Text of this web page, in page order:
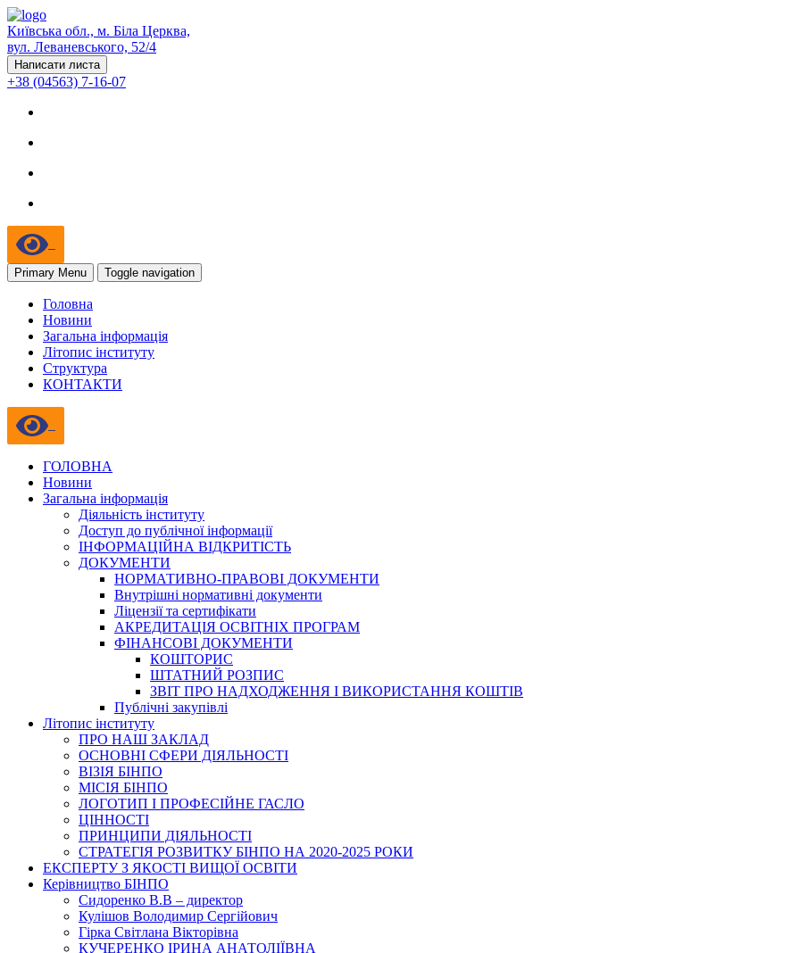
Київська обл., м. Біла Церква,
вул. Леваневського, 52/4
Написати листа
+38 (04563) 7-16-07
Primary Menu Toggle navigation
Головна
Новини
Загальна інформація
Літопис інституту
Структура
КОНТАКТИ
ГОЛОВНА
Новини
Загальна інформація
Діяльність інституту
Доступ до публічної інформації
ІНФОРМАЦІЙНА ВІДКРИТІСТЬ
ДОКУМЕНТИ
НОРМАТИВНО-ПРАВОВІ ДОКУМЕНТИ
Внутрішні нормативні документи
Ліцензії та сертифікати
АКРЕДИТАЦІЯ ОСВІТНІХ ПРОГРАМ
ФІНАНСОВІ ДОКУМЕНТИ
КОШТОРИС
ШТАТНИЙ РОЗПИС
ЗВІТ ПРО НАДХОДЖЕННЯ І ВИКОРИСТАННЯ КОШТІВ
Публічні закупівлі
Літопис інституту
ПРО НАШ ЗАКЛАД
ОСНОВНІ СФЕРИ ДІЯЛЬНОСТІ
ВІЗІЯ БІНПО
МІСІЯ БІНПО
ЛОГОТИП І ПРОФЕСІЙНЕ ГАСЛО
ЦІННОСТІ
ПРИНЦИПИ ДІЯЛЬНОСТІ
СТРАТЕГІЯ РОЗВИТКУ БІНПО НА 2020-2025 РОКИ
ЕКСПЕРТУ З ЯКОСТІ ВИЩОЇ ОСВІТИ
Керівництво БІНПО
Сидоренко В.В – директор
Кулішов Володимир Сергійович
Гірка Світлана Вікторівна
КУЧЕРЕНКО ІРИНА АНАТОЛІЇВНА